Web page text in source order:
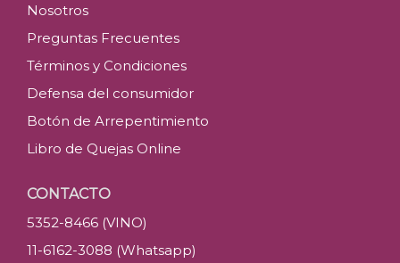
Nosotros
Preguntas Frecuentes
Términos y Condiciones
Defensa del consumidor
Botón de Arrepentimiento
Libro de Quejas Online
CONTACTO
5352-8466 (VINO)
11-6162-3088 (Whatsapp)